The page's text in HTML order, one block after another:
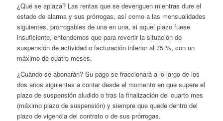
¿Qué se aplaza? Las rentas que se devenguen mientras dure el
estado de alarma y sus prórrogas, así como a las mensualidades
siguientes, prorrogables de una en una, si aquel plazo fuese
insuficiente, entendemos que para revertir la situación de
suspensión de actividad o facturación inferior al 75 %, con un
máximo de cuatro meses.
¿Cuándo se abonarán? Su pago se fraccionará a lo largo de los
dos años siguientes a contar desde el momento en que supere el
plazo de suspensión aludido o tras la finalización del cuarto mes
(máximo plazo de suspensión) y siempre que quede dentro del
plazo de vigencia del contrato o de sus prórrogas.